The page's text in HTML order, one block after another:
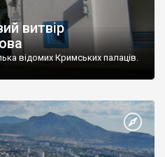
витвір
відомих Кримських палаців.